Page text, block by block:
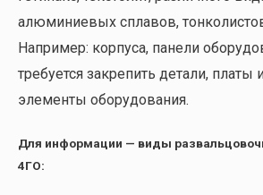
алюминиевых сплавов,
Например: корпуса, панели
требуется закрепить детали, платы
элементы оборудования.
Для информации — виды
4ГО: